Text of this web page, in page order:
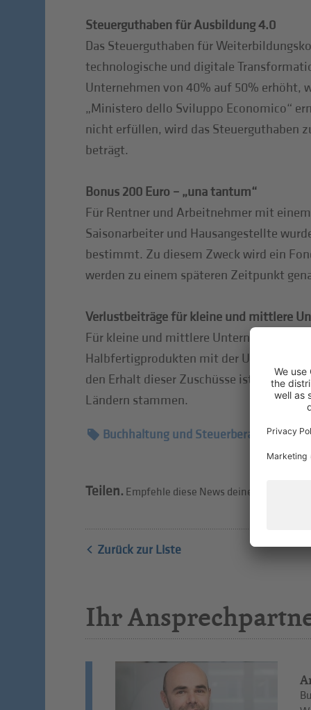
Steuerguthaben für Ausbildung 4.0
Das Steuerguthaben für
technologische und digitale
Unternehmen von 40% auf 50% erhöht,
„Ministero dello Sviluppo Economico“
nicht erfüllen, wird das Steuerguthaben
beträgt.
Bonus 200 Euro – „una tantum“
Für Rentner und Arbeitnehmer mit
Saisonarbeiter und Hausangestellte
bestimmt. Zu diesem Zweck wird ein
werden zu einem späteren Zeitpunkt
Verlustbeiträge für kleine und mittlere
Für kleine und mittlere Unternehmen,
Halbfertigprodukten mit der Ukraine, der
den Erhalt dieser Zuschüsse ist, dass
Ländern stammen.
Buchhaltung und Steuerberatung
Teilen. Empfehle diese News deinen Freunden
Zurück zur Liste
Ihr